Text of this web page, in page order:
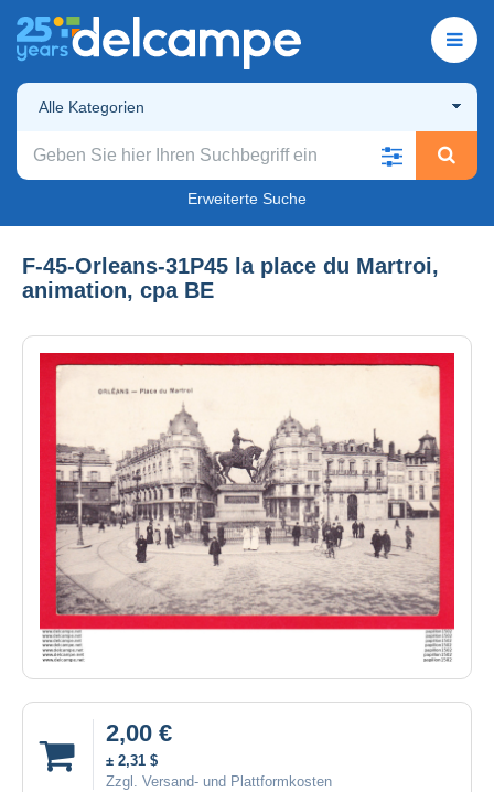
Alle Kategorien
Erweiterte Suche
F-45-Orleans-31P45 la place du Martroi,
animation, cpa BE
2,00 €
± 2,31 $
Zzgl. Versand- und Plattformkosten